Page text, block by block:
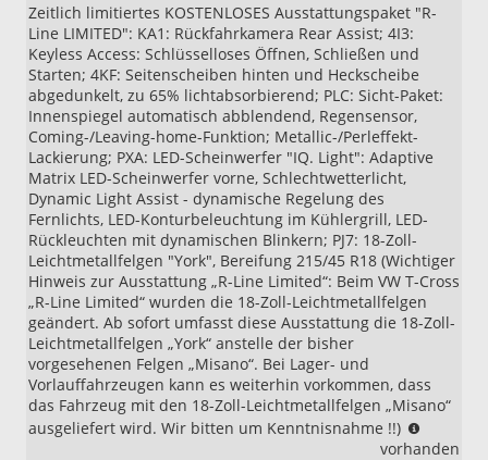
Zeitlich limitiertes KOSTENLOSES Ausstattungspaket "R-
Line LIMITED": KA1: Rückfahrkamera Rear Assist; 4I3:
Keyless Access: Schlüsselloses Öffnen, Schließen und
Starten; 4KF: Seitenscheiben hinten und Heckscheibe
abgedunkelt, zu 65% lichtabsorbierend; PLC: Sicht-Paket:
Innenspiegel automatisch abblendend, Regensensor,
Coming-/Leaving-home-Funktion; Metallic-/Perleffekt-
Lackierung; PXA: LED-Scheinwerfer "IQ. Light": Adaptive
Matrix LED-Scheinwerfer vorne, Schlechtwetterlicht,
Dynamic Light Assist - dynamische Regelung des
Fernlichts, LED-Konturbeleuchtung im Kühlergrill, LED-
Rückleuchten mit dynamischen Blinkern; PJ7: 18-Zoll-
Leichtmetallfelgen "York", Bereifung 215/45 R18 (Wichtiger
Hinweis zur Ausstattung „R-Line Limited“: Beim VW T-Cross
„R-Line Limited“ wurden die 18-Zoll-Leichtmetallfelgen
geändert. Ab sofort umfasst diese Ausstattung die 18-Zoll-
Leichtmetallfelgen „York“ anstelle der bisher
vorgesehenen Felgen „Misano“. Bei Lager- und
Vorlauffahrzeugen kann es weiterhin vorkommen, dass
das Fahrzeug mit den 18-Zoll-Leichtmetallfelgen „Misano“
ausgeliefert wird. Wir bitten um Kenntnisnahme !!)
Hinweis
vorhanden